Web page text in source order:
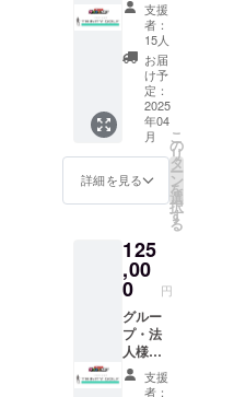
らご確
認下さ
い ＊リ
ターン
の利用
開始日
を以下
から選
択して
にご記
入下さ
・４
月１０
日
（木）
・４
月２０
日
（日）
・５
コース
を組み
合わせ
てのご
利用は
できま
せん
例）３
口ご購
入頂い
はお一
人さま
2ヶ月ま
でとな
ります
＊本リ
ターン
購入に
は会員
象） ＊
提携
コース
全てご
利用可
能 ＊ご
予約制
限はあ
りませ
ん。期
頂けま
す。 ＊
本リ
ターン
購入に
は会員
規約・
利用規
定への
ウンド
し放題
コー
ス：
30,000
円】 1
年間ト
リニ
ティゴ
ルフの
全ての
サービ
利用頂
けます
＊プレ
イフィ
無料
（土日
祝も対
象） ＊
提携
支援
者：
15人
お届
け予
定：
2025
年04
月
詳細を見る
こ
の
リ
タ
ー
ン
を
選
択
す
る
125
,00
0 円
グルー
プ・法
人様向
け 【1
年間プ
支援
者：